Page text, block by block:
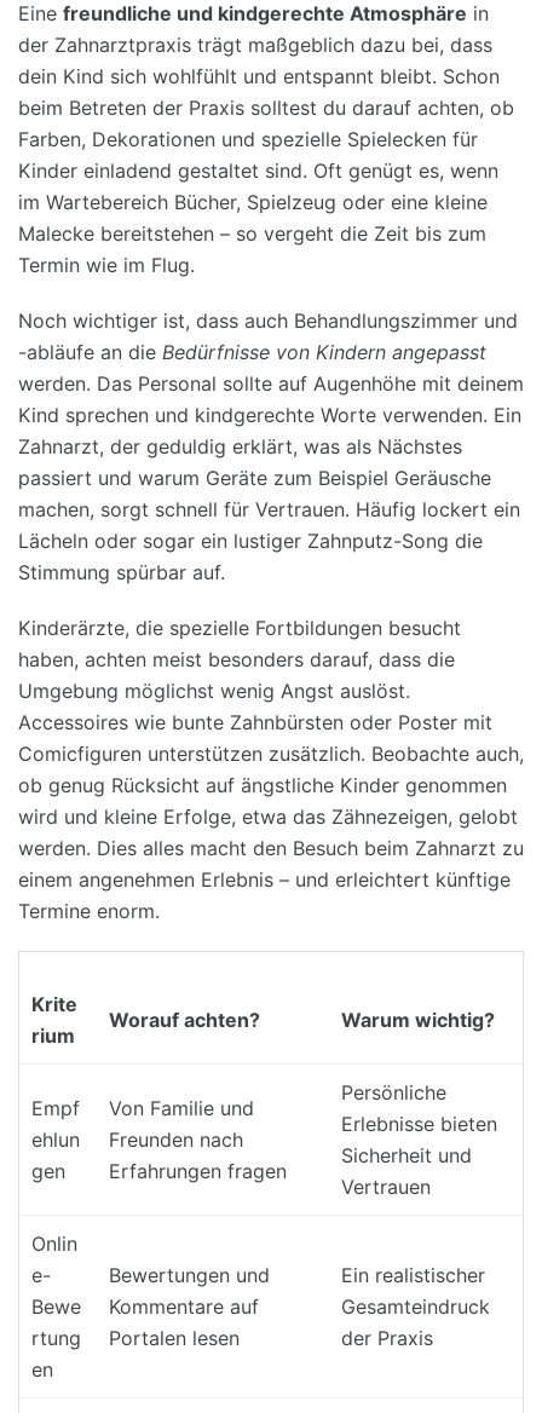
Eine freundliche und kindgerechte Atmosphäre in
der Zahnarztpraxis trägt maßgeblich dazu bei, dass
dein Kind sich wohlfühlt und entspannt bleibt. Schon
beim Betreten der Praxis solltest du darauf achten, ob
Farben, Dekorationen und spezielle Spielecken für
Kinder einladend gestaltet sind. Oft genügt es, wenn
im Wartebereich Bücher, Spielzeug oder eine kleine
Malecke bereitstehen – so vergeht die Zeit bis zum
Termin wie im Flug.
Noch wichtiger ist, dass auch Behandlungszimmer und
-abläufe an die Bedürfnisse von Kindern angepasst
werden. Das Personal sollte auf Augenhöhe mit deinem
Kind sprechen und kindgerechte Worte verwenden. Ein
Zahnarzt, der geduldig erklärt, was als Nächstes
passiert und warum Geräte zum Beispiel Geräusche
machen, sorgt schnell für Vertrauen. Häufig lockert ein
Lächeln oder sogar ein lustiger Zahnputz-Song die
Stimmung spürbar auf.
Kinderärzte, die spezielle Fortbildungen besucht
haben, achten meist besonders darauf, dass die
Umgebung möglichst wenig Angst auslöst.
Accessoires wie bunte Zahnbürsten oder Poster mit
Comicfiguren unterstützen zusätzlich. Beobachte auch,
ob genug Rücksicht auf ängstliche Kinder genommen
wird und kleine Erfolge, etwa das Zähnezeigen, gelobt
werden. Dies alles macht den Besuch beim Zahnarzt zu
einem angenehmen Erlebnis – und erleichtert künftige
Termine enorm.
Krite
rium
Worauf achten? Warum wichtig?
Empf
ehlun
gen
Von Familie und
Freunden nach
Erfahrungen fragen
Persönliche
Erlebnisse bieten
Sicherheit und
Vertrauen
Onlin
e-
Bewe
rtung
en
Bewertungen und
Kommentare auf
Portalen lesen
Ein realistischer
Gesamteindruck
der Praxis